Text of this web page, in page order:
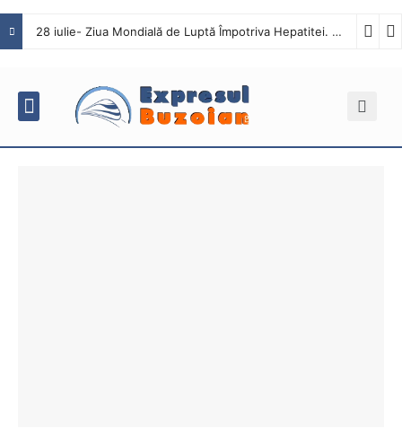
28 iulie- Ziua Mondială de Luptă Împotriva Hepatitei. Interviu cu dr. Octavian Tăbăcaru, medic specialist Boli Infecțioase în cadrul Spitalului Județean de Urgență Buzău